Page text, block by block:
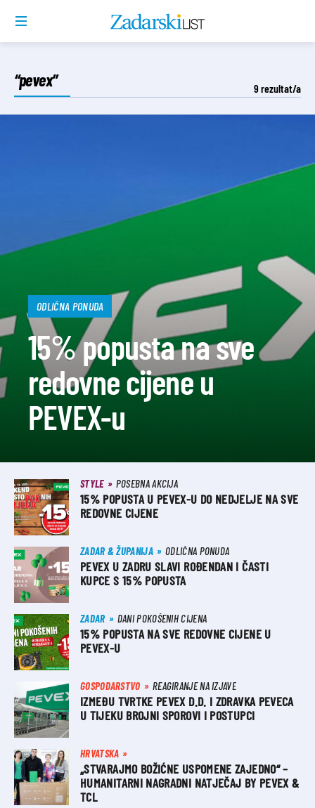
“pevex” 9rezultat/a
ODLIČNA PONUDA
15% popusta na sve
redovne cijene u
PEVEX-u
STYLE POSEBNA AKCIJA
15% POPUSTA U PEVEX-U DO NEDJELJE NA SVE
REDOVNE CIJENE
ZADAR & ŽUPANIJA ODLIČNA PONUDA
PEVEX U ZADRU SLAVI ROĐENDAN I ČASTI
KUPCE S 15% POPUSTA
ZADAR DANI POKOŠENIH CIJENA
15% POPUSTA NA SVE REDOVNE CIJENE U
PEVEX-U
GOSPODARSTVO REAGIRANJE NA IZJAVE
IZMEĐU TVRTKE PEVEX D.D. I ZDRAVKA PEVECA
U TIJEKU BROJNI SPOROVI I POSTUPCI
HRVATSKA
„STVARAJMO BOŽIĆNE USPOMENE ZAJEDNO“ –
HUMANITARNI NAGRADNI NATJEČAJ BY PEVEX &
TCL